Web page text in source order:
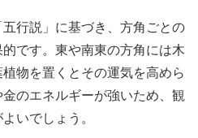
行説」に基づき、方角ごとの
です。東や南東の方角には木
物を置くとその運気を高めら
のエネルギーが強いため、観
いでしょう。